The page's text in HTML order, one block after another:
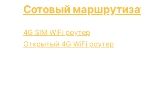
Сотовый
4G SIM WiFi роутер
Открытый 4G WiFi роутер